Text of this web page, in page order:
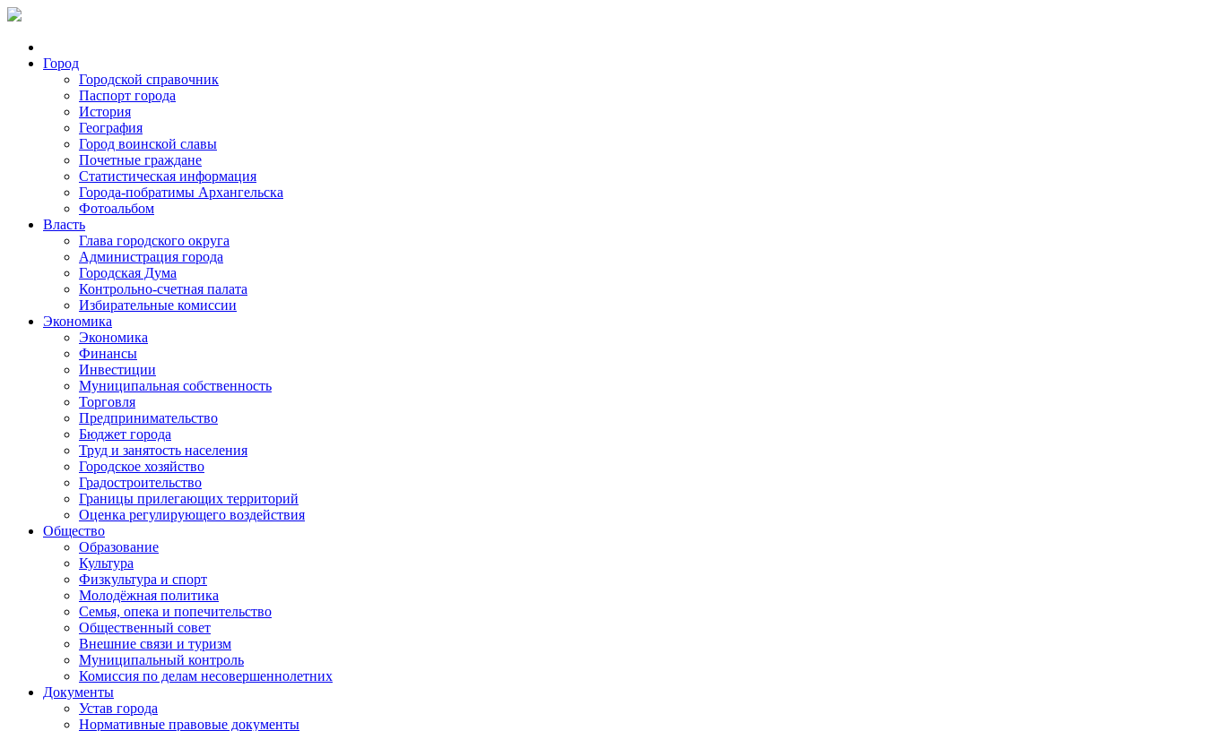
Город
Городской справочник
Паспорт города
История
География
Город воинской славы
Почетные граждане
Статистическая информация
Города-побратимы Архангельска
Фотоальбом
Власть
Глава городского округа
Администрация города
Городская Дума
Контрольно-счетная палата
Избирательные комиссии
Экономика
Экономика
Финансы
Инвестиции
Муниципальная собственность
Торговля
Предпринимательство
Бюджет города
Труд и занятость населения
Городское хозяйство
Градостроительство
Границы прилегающих территорий
Оценка регулирующего воздействия
Общество
Образование
Культура
Физкультура и спорт
Молодёжная политика
Семья, опека и попечительство
Общественный совет
Внешние связи и туризм
Муниципальный контроль
Комиссия по делам несовершеннолетних
Документы
Устав города
Нормативные правовые документы